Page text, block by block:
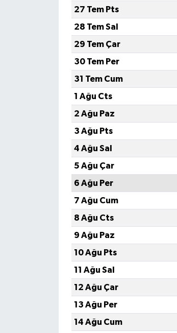
27 Tem Pts
28 Tem Sal
29 Tem Çar
30 Tem Per
31 Tem Cum
1 Ağu Cts
2 Ağu Paz
3 Ağu Pts
4 Ağu Sal
5 Ağu Çar
6 Ağu Per
7 Ağu Cum
8 Ağu Cts
9 Ağu Paz
10 Ağu Pts
11 Ağu Sal
12 Ağu Çar
13 Ağu Per
14 Ağu Cum
Video Haber
Yeme-İçme